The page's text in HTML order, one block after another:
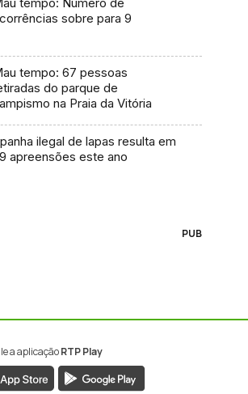
sobre para 9
tempo: 67 pessoas
do parque de
na Praia da Vitória
ilegal de lapas resulta em
apreensões este ano
PUB
a aplicaçãoRTP Play